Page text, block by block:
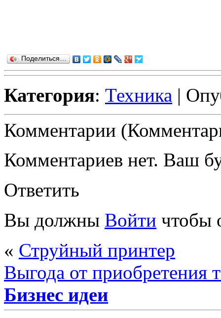
Поделиться…
Категория: Техника |
Комментарии
Комментариев нет. Ваш
Ответить
Вы должны Войти чтобы
« Струйный принтер
Выгода от приобретения
Бизнес идеи